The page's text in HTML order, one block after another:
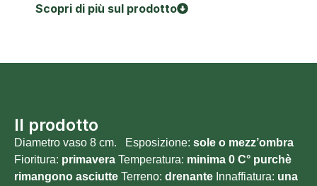
Scopri di più sul prodotto
Il prodotto
Diametro vaso 8 cm. Esposizione: sole o mezz’ombra
Fioritura: primavera Temperatura: minima 0 C° purchè
rimangono asciutte Terreno: drenante Innaffiatura: una